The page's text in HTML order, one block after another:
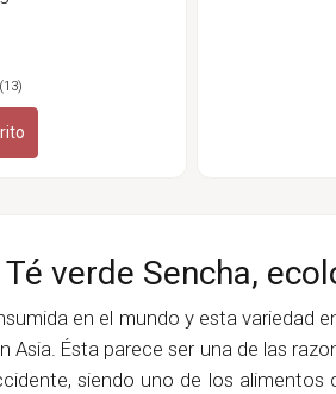
(13)
verde Sencha,
en el mundo y esta variedad
Asia. Ésta parece ser una de las
siendo uno de los alimentos